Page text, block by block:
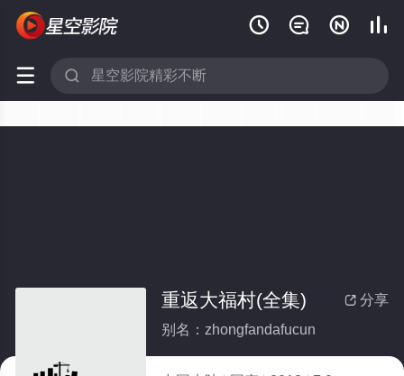
   
 
 分享
重返大福村(全集)
别名：zhongfandafucun